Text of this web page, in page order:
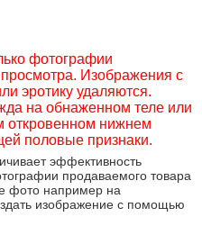
фотографии
Изображения с
эротику удаляются.
на обнаженном теле или
откровенном нижнем
половые признаки.
эффективность
продаваемого товара
фото например на
изображение с помощью